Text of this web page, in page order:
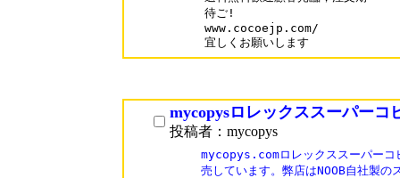
待ご!
www.cocoejp.com/
宜しくお願いします
mycopysロレックススーパーコ
投稿者：mycopys
mycopys.comロレックススーパーコ
売しています。弊店はNOOB自社製